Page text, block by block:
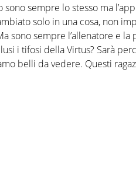
sono sempre lo stesso ma
solo in una cosa, non
sono sempre l’allenatore e la
i tifosi della Virtus? Sarà
belli da vedere. Questi